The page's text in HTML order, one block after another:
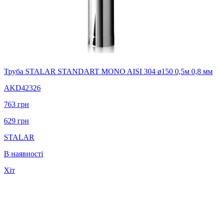
Труба STALAR STANDART MONO AISI 304 ø150 0,5м 0,8 мм
AKD42326
763 грн
629 грн
STALAR
В наявності
Хіт